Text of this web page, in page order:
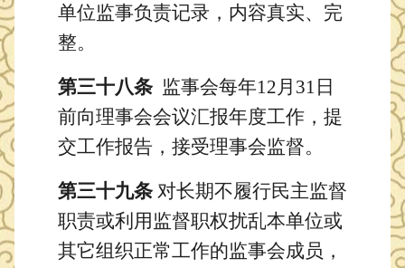
单位监事负责记录，内容真实、完
整。
第三十八条 监事会每年12月31日
前向理事会会议汇报年度工作，提
交工作报告，接受理事会监督。
第三十九条 对长期不履行民主监督
职责或利用监督职权扰乱本单位或
其它组织正常工作的监事会成员，